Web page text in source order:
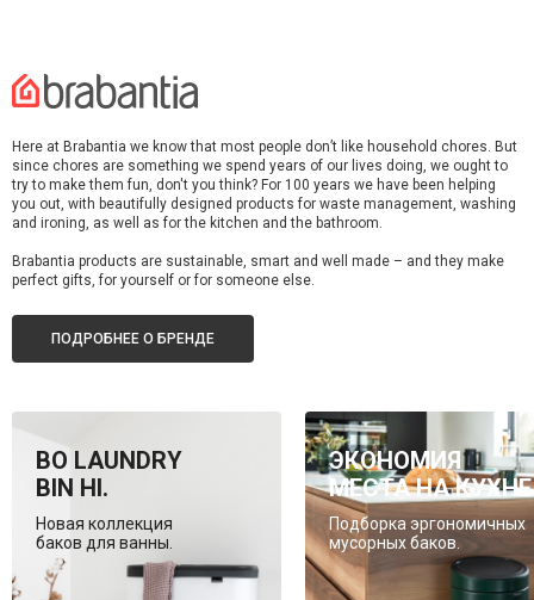
Here at Brabantia we know that most people don’t like household chores. But
since chores are something we spend years of our lives doing, we ought to
try to make them fun, don't you think? For 100 years we have been helping
you out, with beautifully designed products for waste management, washing
and ironing, as well as for the kitchen and the bathroom.
Brabantia products are sustainable, smart and well made – and they make
perfect gifts, for yourself or for someone else.
ПОДРОБНЕЕ О БРЕНДЕ
BO LAUNDRY
BIN HI.
Новая коллекция
баков для ванны.
ЭКОНОМИЯ
МЕСТА НА
Подборка эргономичных
мусорных баков.